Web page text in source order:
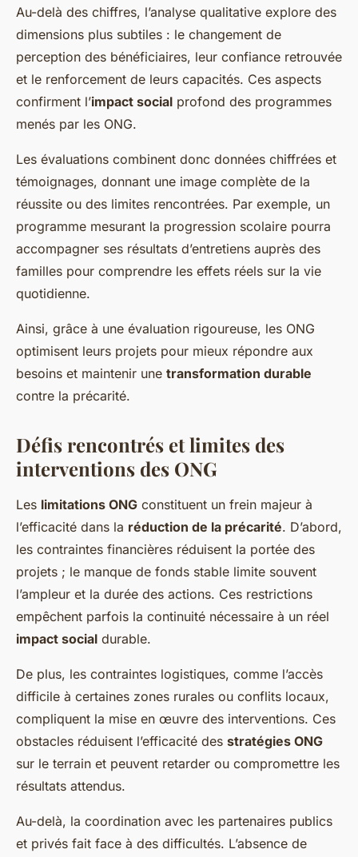
Au-delà des chiffres, l’analyse qualitative explore des
dimensions plus subtiles : le changement de
perception des bénéficiaires, leur confiance retrouvée
et le renforcement de leurs capacités. Ces aspects
confirment l’impact social profond des programmes
menés par les ONG.
Les évaluations combinent donc données chiffrées et
témoignages, donnant une image complète de la
réussite ou des limites rencontrées. Par exemple, un
programme mesurant la progression scolaire pourra
accompagner ses résultats d’entretiens auprès des
familles pour comprendre les effets réels sur la vie
quotidienne.
Ainsi, grâce à une évaluation rigoureuse, les ONG
optimisent leurs projets pour mieux répondre aux
besoins et maintenir une transformation durable
contre la précarité.
Défis rencontrés et limites des
interventions des ONG
Les limitations ONG constituent un frein majeur à
l’efficacité dans la réduction de la précarité. D’abord,
les contraintes financières réduisent la portée des
projets ; le manque de fonds stable limite souvent
l’ampleur et la durée des actions. Ces restrictions
empêchent parfois la continuité nécessaire à un réel
impact social durable.
De plus, les contraintes logistiques, comme l’accès
difficile à certaines zones rurales ou conflits locaux,
compliquent la mise en œuvre des interventions. Ces
obstacles réduisent l’efficacité des stratégies ONG
sur le terrain et peuvent retarder ou compromettre les
résultats attendus.
Au-delà, la coordination avec les partenaires publics
et privés fait face à des difficultés. L’absence de